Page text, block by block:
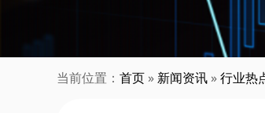
当前位置： 首页 » 新闻资讯 »行业热